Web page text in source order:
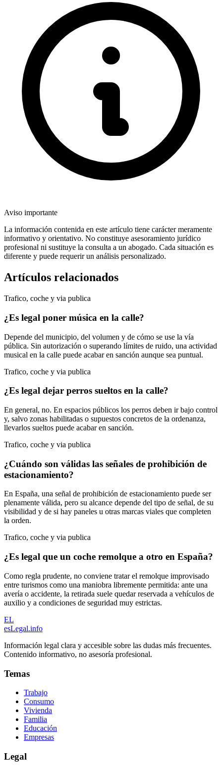
Aviso importante
La información contenida en este artículo tiene carácter meramente
informativo y orientativo. No constituye asesoramiento jurídico
profesional ni sustituye la consulta a un abogado. Cada situación es
diferente y puede requerir un análisis personalizado.
Artículos relacionados
Trafico, coche y via publica
¿Es legal poner música en la calle?
Depende del municipio, del volumen y de cómo se use la vía
pública. Sin autorización o superando límites de ruido, una actividad
musical en la calle puede acabar en sanción aunque sea puntual.
Trafico, coche y via publica
¿Es legal dejar perros sueltos en la calle?
En general, no. En espacios públicos los perros deben ir bajo control
y, salvo zonas habilitadas o supuestos concretos de la ordenanza,
llevarlos sueltos puede acabar en sanción.
Trafico, coche y via publica
¿Cuándo son válidas las señales de prohibición de
estacionamiento?
En España, una señal de prohibición de estacionamiento puede ser
plenamente válida, pero su alcance depende del tipo de señal, de su
visibilidad y de si hay paneles u otras marcas viales que completen
la orden.
Trafico, coche y via publica
¿Es legal que un coche remolque a otro en España?
Como regla prudente, no conviene tratar el remolque improvisado
entre turismos como una maniobra libremente permitida: ante una
avería o accidente, la retirada suele quedar reservada a vehículos de
auxilio y a condiciones de seguridad muy estrictas.
EL
esLegal.info
Información legal clara y accesible sobre las dudas más frecuentes.
Contenido informativo, no asesoría profesional.
Temas
Trabajo
Consumo
Vivienda
Familia
Educación
Empresas
Legal